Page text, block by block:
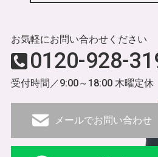
お気軽にお問い合わせください
0120-928-
受付時間／9:00～18:00 木曜定休
メールでお問い合わせ